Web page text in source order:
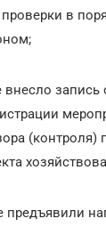
в
запись
(контроля)